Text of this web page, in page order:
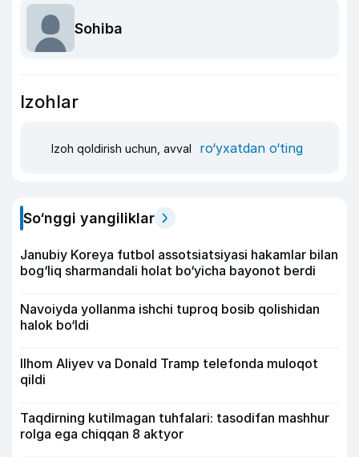
Sohiba
Izohlar
Izoh qoldirish uchun, avval ro‘yxatdan o‘ting
So‘nggi yangiliklar
Janubiy Koreya futbol assotsiatsiyasi hakamlar bilan
bog‘liq sharmandali holat bo‘yicha bayonot berdi
Navoiyda yollanma ishchi tuproq bosib qolishidan
halok bo‘ldi
Ilhom Aliyev va Donald Tramp telefonda muloqot
qildi
Taqdirning kutilmagan tuhfalari: tasodifan mashhur
rolga ega chiqqan 8 aktyor